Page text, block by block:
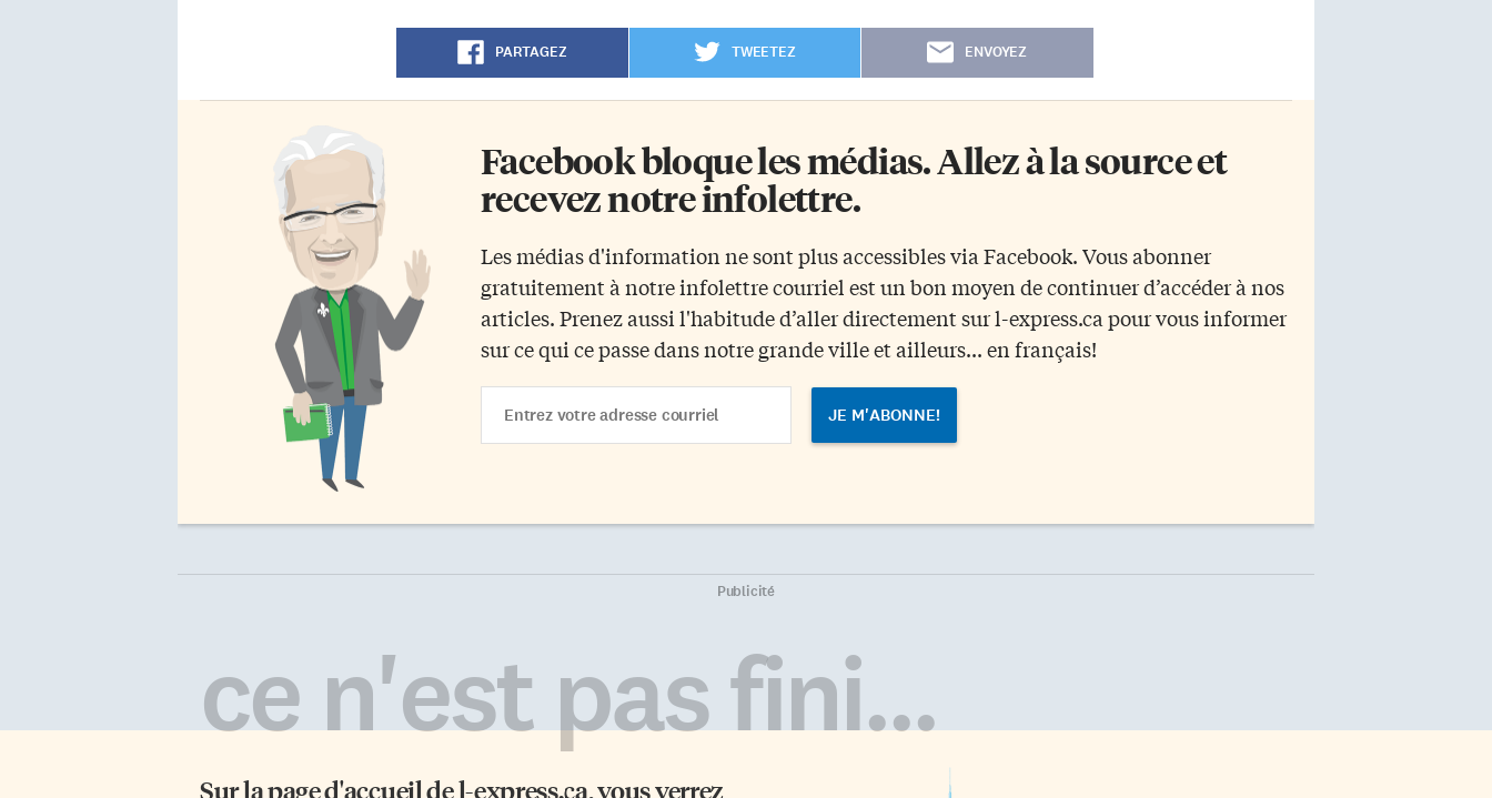
PARTAGEZ TWEETEZ ENVOYEZ
Facebook bloque les médias. Allez à la source et
recevez notre infolettre.
Les médias d'information ne sont plus accessibles via Facebook. Vous abonner
gratuitement à notre infolettre courriel est un bon moyen de continuer d’accéder à nos
articles. Prenez aussi l'habitude d’aller directement sur l-express.ca pour vous informer
sur ce qui ce passe dans notre grande ville et ailleurs... en français!
Address
Publicité
ce n'est pas fini...
Sur la page d'accueil del-express.ca, vous verrez